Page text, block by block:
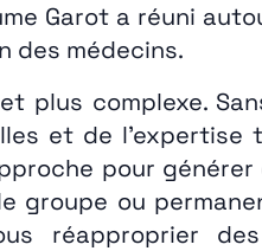
Garot a réuni
des médecins.
plus complexe.
et de l’expertise
pour générer
groupe ou
réapproprier des